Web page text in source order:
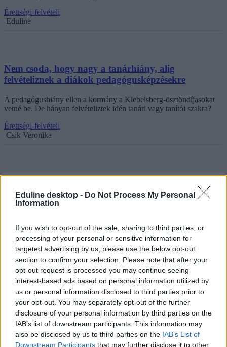
Eduline desktop - Do Not Process My Personal
Information
If you wish to opt-out of the sale, sharing to third parties, or
processing of your personal or sensitive information for
targeted advertising by us, please use the below opt-out
section to confirm your selection. Please note that after your
opt-out request is processed you may continue seeing
interest-based ads based on personal information utilized by
us or personal information disclosed to third parties prior to
your opt-out. You may separately opt-out of the further
disclosure of your personal information by third parties on the
IAB’s list of downstream participants. This information may
also be disclosed by us to third parties on the IAB’s List of
Downstream Participants that may further disclose it to other
Érettségi-felvételi
Eduline
Nem csoda, hogy nagy a tanárhiány, alig
felvételiznek a diákok pedagógusképzésekre
A pedagógushiány ellen a kormány a Klebelsberg-ösztöndíjasokat
vetné be. De hányan felvételiztek idén tanári vagy tanítói szakra?
Érettségi-felvételi
Csik Veronika
egyetemre, továbbra sem nőtt a számuk
Érettségi-felvételi
Csik Veronika
Rekordmagas ponthatárok a Corvinuson: több
szakhoz 450 feletti pontszám kellett
A Budapesti Corvinus Egyetem több képzésén is magas
ponthatárokat húztak idén, a gazdálkodási és menedzsment BSc-
szakon például azok kezdhetnek ösztöndíjasként, akik legalább 451